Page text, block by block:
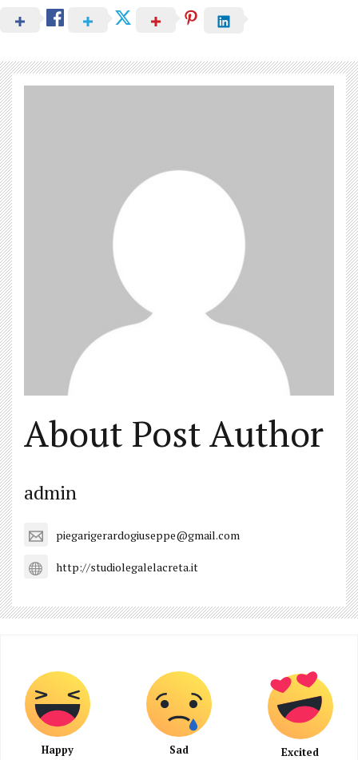
About Post Author
admin
piegarigerardogiuseppe@gmail.com
http://studiolegalelacreta.it
Happy Sad Excited